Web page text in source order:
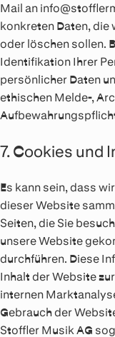
Mail an
konkreten Daten, die
oder löschen sollen.
Identifikation Ihrer
persönlicher Daten
ethischen Melde-,
7. Cookies und
Es kann sein, dass
dieser Website
Seiten, die Sie
unsere Website
durchführen. Diese
Inhalt der Website
internen
Gebrauch der
Stoffler Musik AG